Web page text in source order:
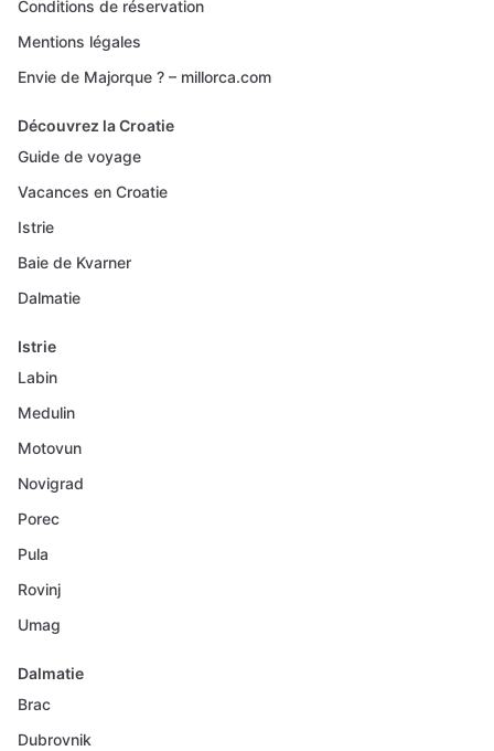
Conditions de réservation
Mentions légales
Envie de Majorque ? – millorca.com
Découvrez la Croatie
Guide de voyage
Vacances en Croatie
Istrie
Baie de Kvarner
Dalmatie
Istrie
Labin
Medulin
Motovun
Novigrad
Porec
Pula
Rovinj
Umag
Dalmatie
Brac
Dubrovnik